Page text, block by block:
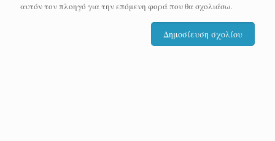
αυτόν τον πλοηγό για την επόμενη φορά που θα σχολιάσω.